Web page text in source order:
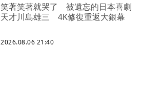
笑著笑著就哭了 被遺忘的日本喜劇
天才川島雄三 4K修復重返大銀幕
2026.08.06 21:40